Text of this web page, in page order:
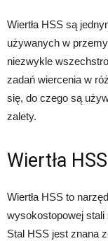
Wiertła HSS są
używanych w
niezwykle
zadań wiercenia w
się, do czego są
zalety.
Wiertła
Wiertła HSS to
wysokostopowej stali
Stal HSS jest znana